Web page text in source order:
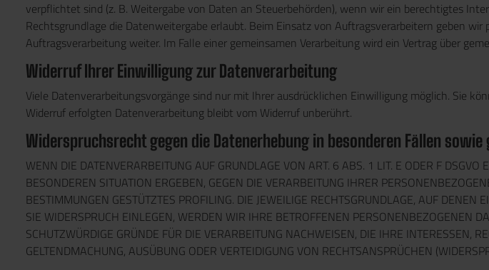
verpflichtet sind (z. B. Weitergabe von Daten an Steuerbehörden), wenn wir ein berechtigtes
Rechtsgrundlage die Datenweitergabe erlaubt. Beim Einsatz von Auftragsverarbeitern geben
Auftragsverarbeitung weiter. Im Falle einer gemeinsamen Verarbeitung wird ein Vertrag über
Widerruf Ihrer Einwilligung zur Datenverarbeitung
Viele Datenverarbeitungsvorgänge sind nur mit Ihrer ausdrücklichen Einwilligung möglich. Sie
Widerruf erfolgten Datenverarbeitung bleibt vom Widerruf unberührt.
Widerspruchsrecht gegen die Datenerhebung in besonderen Fällen sowie
WENN DIE DATENVERARBEITUNG AUF GRUNDLAGE VON ART. 6 ABS. 1 LIT. E ODER F
BESONDEREN SITUATION ERGEBEN, GEGEN DIE VERARBEITUNG IHRER
BESTIMMUNGEN GESTÜTZTES PROFILING. DIE JEWEILIGE RECHTSGRUNDLAGE, AUF
SIE WIDERSPRUCH EINLEGEN, WERDEN WIR IHRE BETROFFENEN PERSONENBEZOGENEN
SCHUTZWÜRDIGE GRÜNDE FÜR DIE VERARBEITUNG NACHWEISEN, DIE IHRE INTERESSEN,
GELTENDMACHUNG, AUSÜBUNG ODER VERTEIDIGUNG VON RECHTSANSPRÜCHEN